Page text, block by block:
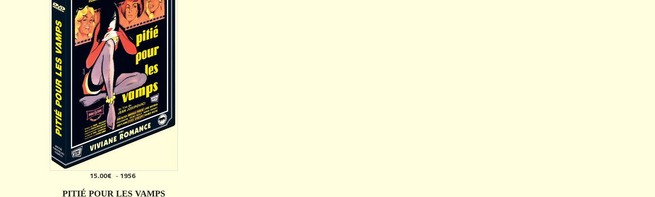
15.00€ -1956
PITIÉ POUR LES VAMPS